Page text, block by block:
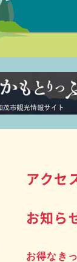
アクセ
お知ら
お得なき